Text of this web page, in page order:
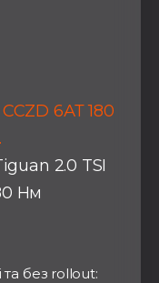
6АТ 180
2.0 TSI
Нм
та без rollout: